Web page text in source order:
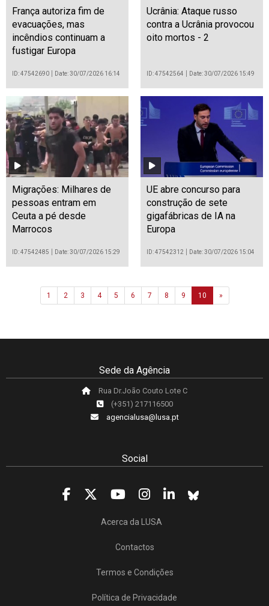
França autoriza fim de
evacuações, mas
incêndios continuam a
fustigar Europa
ID: 47542690 Date: 30/07/2026 16:14
Ucrânia: Ataque russo
contra a Ucrânia provocou
oito mortos - 2
ID: 47542564 Date: 30/07/2026 15:49
Migrações: Milhares de
pessoas entram em
Ceuta a pé desde
Marrocos
ID: 47542485 Date: 30/07/2026 15:29
UE abre concurso para
construção de sete
gigafábricas de IA na
Europa
ID: 47542312 Date: 30/07/2026 15:04
1 2 3 4 5 6 7 8 9 10 »Next
Sede da Agência
Rua Dr.João Couto Lote C
(+351) 217116500
agencialusa@lusa.pt
Social
Acerca da LUSA
Contactos
Termos e Condições
Política de Privacidade